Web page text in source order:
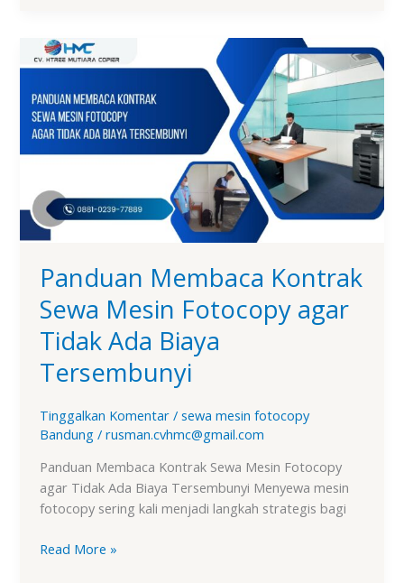
Panduan Membaca Kontrak
Sewa Mesin Fotocopy agar
Tidak Ada Biaya
Tersembunyi
Tinggalkan Komentar /sewa mesin fotocopy
Bandung /rusman.cvhmc@gmail.com
Panduan Membaca Kontrak Sewa Mesin Fotocopy
agar Tidak Ada Biaya Tersembunyi Menyewa mesin
fotocopy sering kali menjadi langkah strategis bagi
Panduan
Membaca
Kontrak
Sewa
Mesin
Fotocopy
Tidak
Ada
Biaya
Read More »